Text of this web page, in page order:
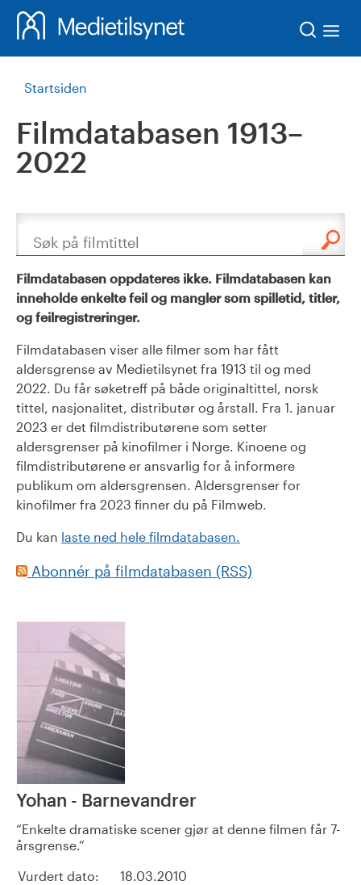
Startsiden
Filmdatabasen 1913–
2022
Søk
Filmdatabasen oppdateres ikke. Filmdatabasen kan
inneholde enkelte feil og mangler som spilletid, titler,
og feilregistreringer.
Filmdatabasen viser alle filmer som har fått
aldersgrense av Medietilsynet fra 1913 til og med
2022. Du får søketreff på både originaltittel, norsk
tittel, nasjonalitet, distributør og årstall. Fra 1. januar
2023 er det filmdistributørene som setter
aldersgrenser på kinofilmer i Norge. Kinoene og
filmdistributørene er ansvarlig for å informere
publikum om aldersgrensen. Aldersgrenser for
kinofilmer fra 2023 finner du på Filmweb.
Du kan laste ned hele filmdatabasen.
Abonnér på filmdatabasen (RSS)
Yohan - Barnevandrer
Enkelte dramatiske scener gjør at denne filmen får 7-
årsgrense.
Vurdert dato:
18.03.2010